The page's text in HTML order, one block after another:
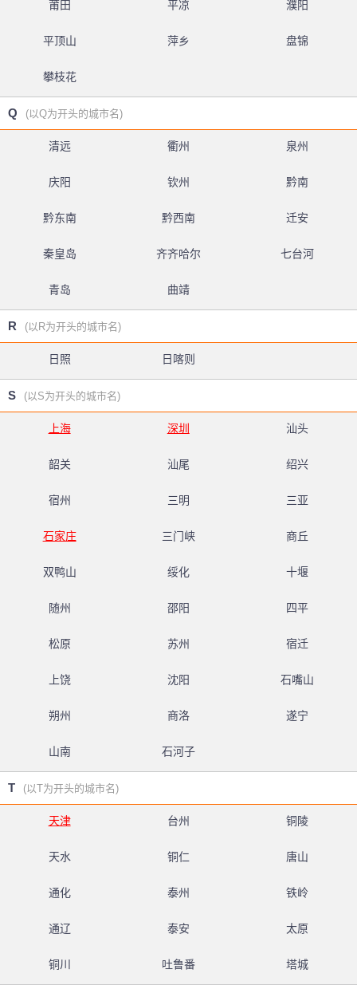
莆田 平凉 濮阳
平顶山 萍乡 盘锦
攀枝花
Q (以Q为开头的城市名)
清远 衢州 泉州
庆阳 钦州 黔南
黔东南 黔西南 迁安
秦皇岛 齐齐哈尔 七台河
青岛 曲靖
R (以R为开头的城市名)
日照 日喀则
S (以S为开头的城市名)
上海 深圳 汕头
韶关 汕尾 绍兴
宿州 三明 三亚
石家庄 三门峡 商丘
双鸭山 绥化 十堰
随州 邵阳 四平
松原 苏州 宿迁
上饶 沈阳 石嘴山
朔州 商洛 遂宁
山南 石河子
T (以T为开头的城市名)
天津 台州 铜陵
天水 铜仁 唐山
通化 泰州 铁岭
通辽 泰安 太原
铜川 吐鲁番 塔城